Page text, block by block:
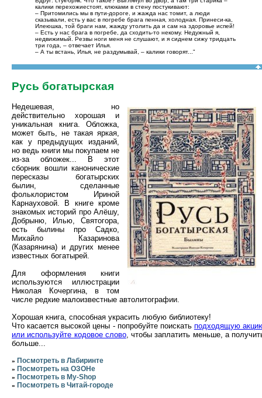
калики перехожиестоят, клюками в стену постукивают:
– Притомились мы в пути-дороге, и жажда нас томит, а люди
сказывали, есть у вас в погребе брага пенная, холодная. Принеси-ка,
Илеюшка, той браги нам, жажду утолить да и сам на здоровье испей!
– Есть у нас брага в погребе, да сходить-то некому. Недужный я,
недвижимый. Резвы ноги меня не слушают, и я сиднем сижу тридцать
три года, – отвечает Илья.
– А ты встань, Илья, не раздумывай, – калики говорят..."
Русь богатырская
Недешевая, но
действительно хорошая и
уникальная книга. Обложка,
может быть, не такая яркая,
как у предыдущих изданий,
но ведь книги мы покупаем не
из-за обложек... В этот
сборник вошли канонические
пересказы богатырских
былин, сделанные
фольклористом Ириной
Карнауховой. В книге кроме
знакомых историй про Алёшу,
Добрыню, Илью, Святогора,
есть былины про Садко,
Михайло Казаринова
(Казарянина) и других менее
известных богатырей.
Для оформления книги
используются иллюстрации
Николая Кочергина, в том
числе редкие малоизвестные автолитографии.
Хорошая книга, способная украсить любую библиотеку!
Что касается высокой цены - попробуйте поискать подходящую
или используйте кодовое слово, чтобы заплатить меньше, а
больше...
» Посмотреть в Лабиринте
» Посмотреть на ОЗОНе
» Посмотреть в My-Shop
» Посмотреть в Читай-городе